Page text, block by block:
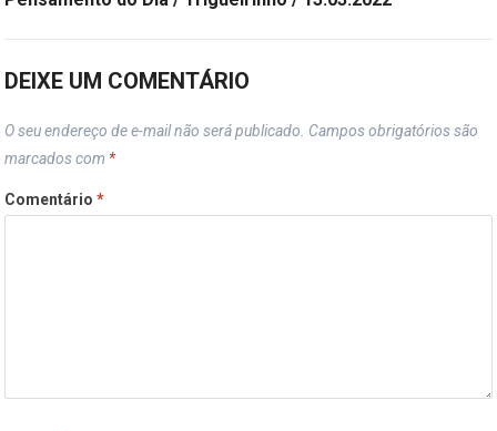
DEIXE UM COMENTÁRIO
O seu endereço de e-mail não será publicado. Campos obrigatórios são
marcados com *
Comentário*